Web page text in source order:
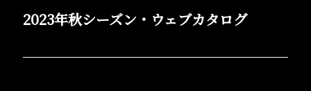
2023年秋シーズン・ウェブカタログ